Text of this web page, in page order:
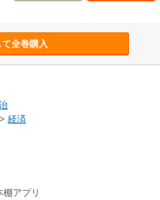
全巻購入
> 経済
アプリ